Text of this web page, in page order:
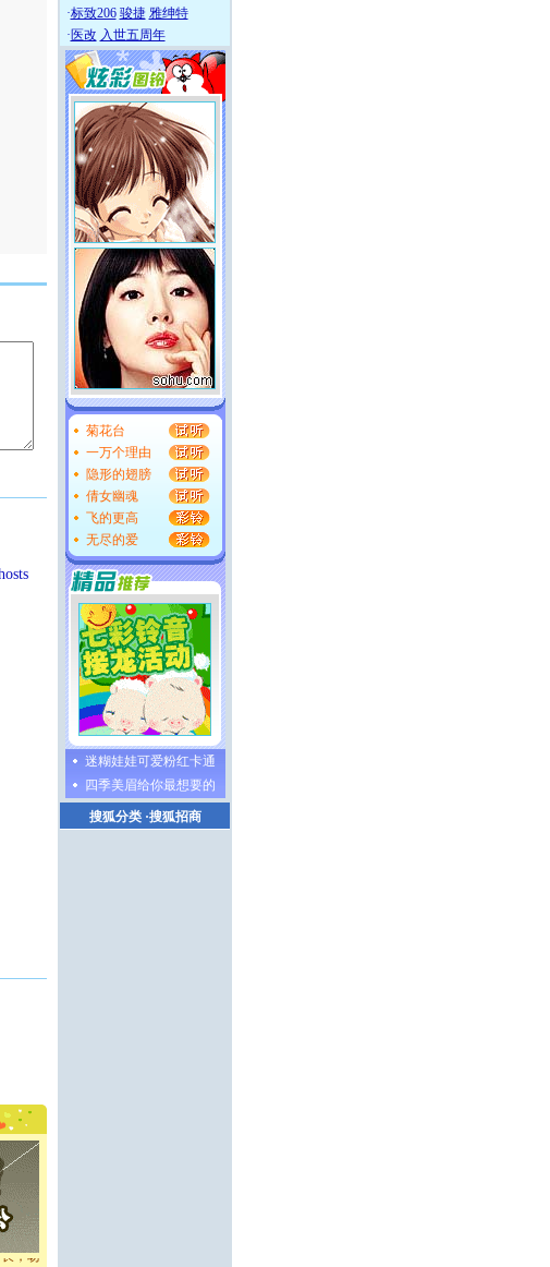
子才
!天
福,
我会
，吻
·标致206 骏捷 雅绅特
· 医改 入世五周年
菊花台
一万个理由
隐形的翅膀
倩女幽魂
飞的更高
无尽的爱
迷糊娃娃可爱粉红卡通
四季美眉给你最想要的
搜狐分类·搜狐招商